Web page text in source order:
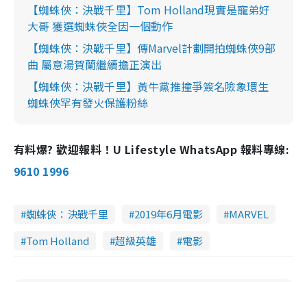
【蜘蛛俠：決戰千里】Tom Holland現實是寵弟好
大哥 獲選蜘蛛俠全因一個動作
【蜘蛛俠：決戰千里】傳Marvel計劃開拍蜘蛛俠9部
曲 屬意湯賀蘭繼續擔正演出
【蜘蛛俠：決戰千里】黃牛黨推撞爭簽名險象環生
蜘蛛俠罕有發火保護粉絲
有料爆? 歡迎報料！U Lifestyle WhatsApp 報料專線:
9610 1996
蜘蛛俠：決戰千里 2019年6月電影
MARVEL
Tom Holland
超級英雄 電影